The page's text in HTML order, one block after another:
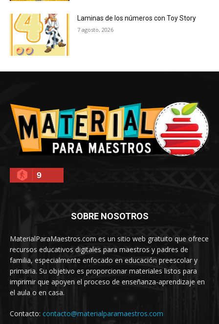
Laminas de los números con Toy Story
7 agosto, 2026
9
SOBRE NOSOTROS
MaterialParaMaestros.com es un sitio web gratuito que ofrece
recursos educativos digitales para maestros y padres de
familia, especialmente enfocado en educación preescolar y
primaria. Su objetivo es proporcionar materiales listos para
imprimir que apoyen el proceso de enseñanza-aprendizaje en
el aula o en casa.
Contacto: contacto@materialparamaestros.com